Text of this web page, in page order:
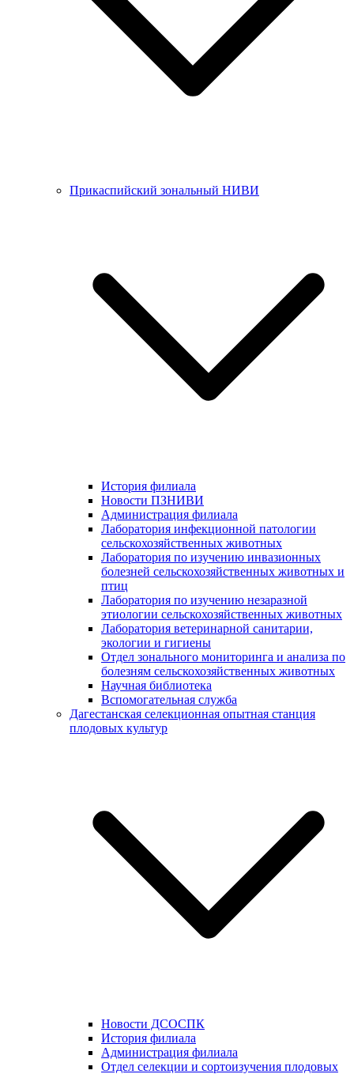
Прикаспийский зональный НИВИ
История филиала
Новости ПЗНИВИ
Администрация филиала
Лаборатория инфекционной патологии
сельскохозяйственных животных
Лаборатория по изучению инвазионных
болезней сельскохозяйственных животных и
птиц
Лаборатория по изучению незаразной
этиологии сельскохозяйственных животных
Лаборатория ветеринарной санитарии,
экологии и гигиены
Отдел зонального мониторинга и анализа по
болезням сельскохозяйственных животных
Научная библиотека
Вспомогательная служба
Дагестанская селекционная опытная станция
плодовых культур
Новости ДСОСПК
История филиала
Администрация филиала
Отдел селекции и сортоизучения плодовых